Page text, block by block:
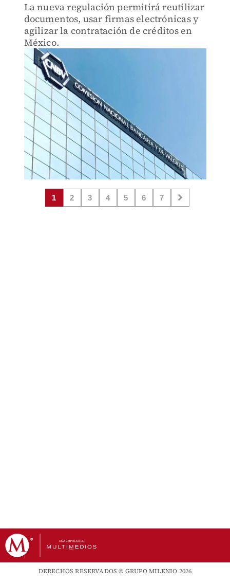
La nueva regulación permitirá reutilizar
documentos, usar firmas electrónicas y
agilizar la contratación de créditos en
México.
1 2 3 4 5 6 7
DERECHOS RESERVADOS © GRUPO MILENIO 2026